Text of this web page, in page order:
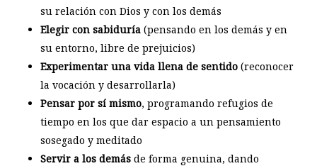
su relación con Dios y con los demás
Elegir con sabiduría(pensando en los demás y en
su entorno, libre de prejuicios)
Experimentar una vida llena de sentido(reconocer
la vocación y desarrollarla)
Pensar por sí mismo, programando refugios de
tiempo en los que dar espacio a un pensamiento
sosegado y meditado
Servir a los demásde forma genuina, dando